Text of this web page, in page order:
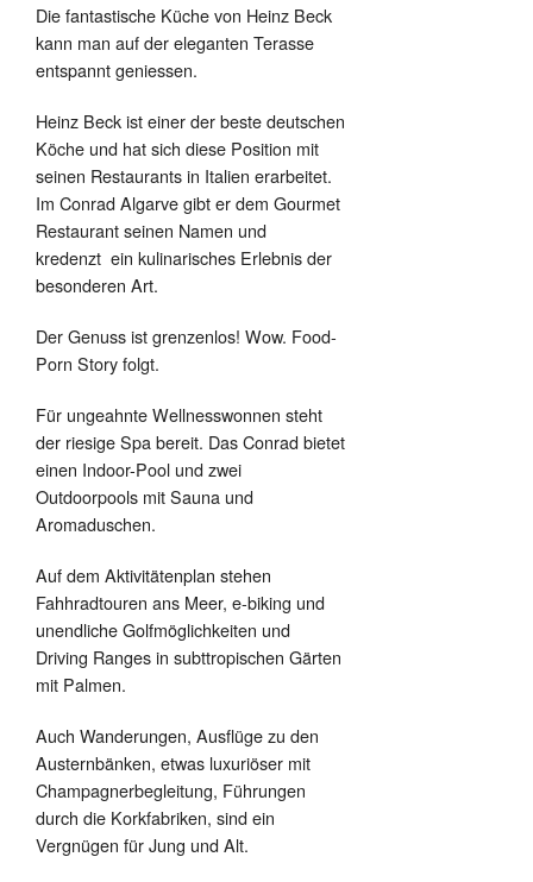
Die fantastische Küche von Heinz Beck
kann man auf der eleganten Terasse
entspannt geniessen.
Heinz Beck ist einer der beste deutschen
Köche und hat sich diese Position mit
seinen Restaurants in Italien erarbeitet.
Im Conrad Algarve gibt er dem Gourmet
Restaurant seinen Namen und
kredenzt ein kulinarisches Erlebnis der
besonderen Art.
Der Genuss ist grenzenlos! Wow. Food-
Porn Story folgt.
Für ungeahnte Wellnesswonnen steht
der riesige Spa bereit. Das Conrad bietet
einen Indoor-Pool und zwei
Outdoorpools mit Sauna und
Aromaduschen.
Auf dem Aktivitätenplan stehen
Fahhradtouren ans Meer, e-biking und
unendliche Golfmöglichkeiten und
Driving Ranges in subttropischen Gärten
mit Palmen.
Auch Wanderungen, Ausflüge zu den
Austernbänken, etwas luxuriöser mit
Champagnerbegleitung, Führungen
durch die Korkfabriken, sind ein
Vergnügen für Jung und Alt.